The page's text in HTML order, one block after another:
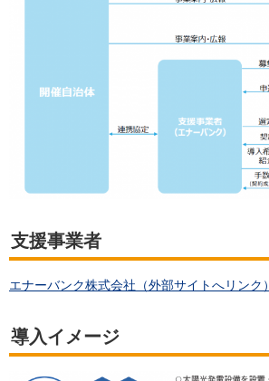
支援事業者
エナーバンク株式会社（外部サイトへリンク）
導入イメージ